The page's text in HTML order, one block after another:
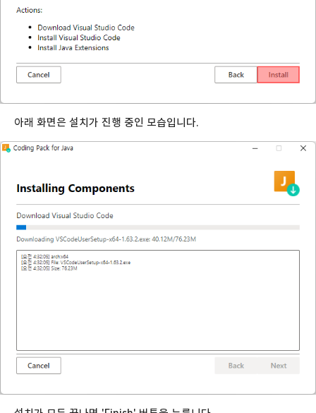
아래 화면은 설치가 진행 중인 모습입니다.